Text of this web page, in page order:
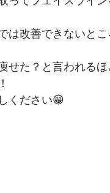
は改善できないと
せた？と言われるほ
ください😁﻿